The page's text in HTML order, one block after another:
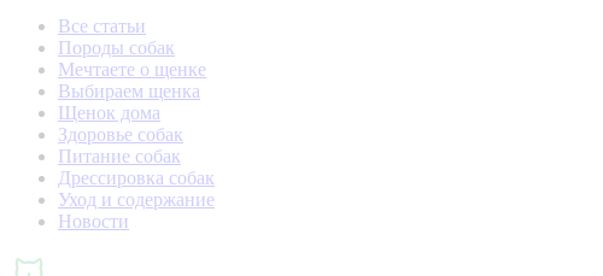
Все статьи
Породы собак
Мечтаете о щенке
Выбираем щенка
Щенок дома
Здоровье собак
Питание собак
Дрессировка собак
Уход и содержание
Новости